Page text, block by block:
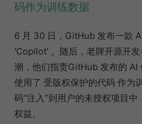
码作为训练数据
6 月 30 日，GitHub 发布一款
'Copilot' 。随后，老牌开源开
潮，他们指责GitHub 发布的
使用了 受版权保护的代码 作为
码“注入”到用户的未授权项目
权益。